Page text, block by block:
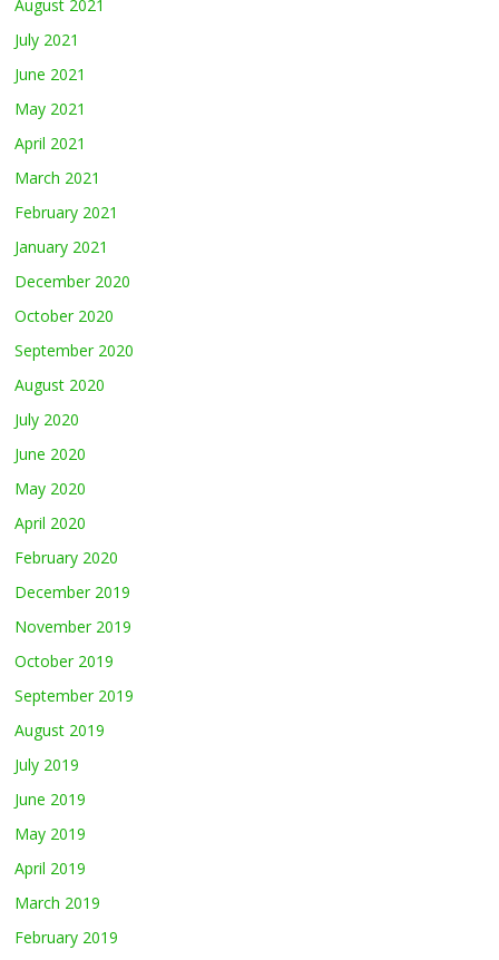
August 2021
July 2021
June 2021
May 2021
April 2021
March 2021
February 2021
January 2021
December 2020
October 2020
September 2020
August 2020
July 2020
June 2020
May 2020
April 2020
February 2020
December 2019
November 2019
October 2019
September 2019
August 2019
July 2019
June 2019
May 2019
April 2019
March 2019
February 2019